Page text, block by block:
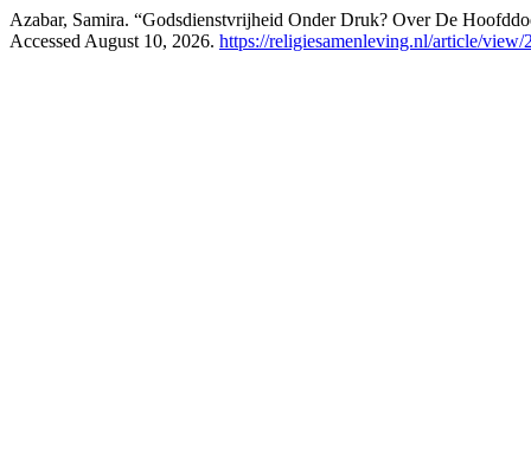
Azabar, Samira. “Godsdienstvrijheid Onder Druk? Over De
Accessed August 10, 2026. https://religiesamenleving.nl/article/view/